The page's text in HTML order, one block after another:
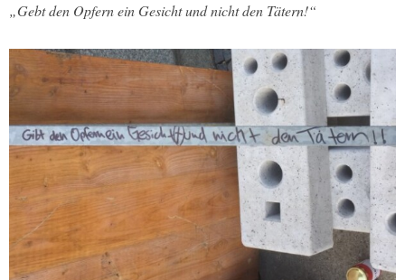
„Gebt den Opfern ein Gesicht und nicht den Tätern!“